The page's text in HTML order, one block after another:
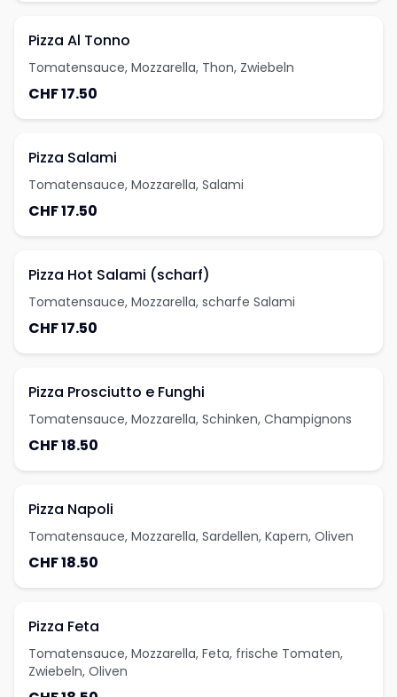
Pizza Al Tonno
Tomatensauce, Mozzarella, Thon, Zwiebeln
CHF 17.50
Pizza Salami
Tomatensauce, Mozzarella, Salami
CHF 17.50
Pizza Hot Salami (scharf)
Tomatensauce, Mozzarella, scharfe Salami
CHF 17.50
Pizza Prosciutto e Funghi
Tomatensauce, Mozzarella, Schinken, Champignons
CHF 18.50
Pizza Napoli
Tomatensauce, Mozzarella, Sardellen, Kapern, Oliven
CHF 18.50
Pizza Feta
Tomatensauce, Mozzarella, Feta, frische Tomaten,
Zwiebeln, Oliven